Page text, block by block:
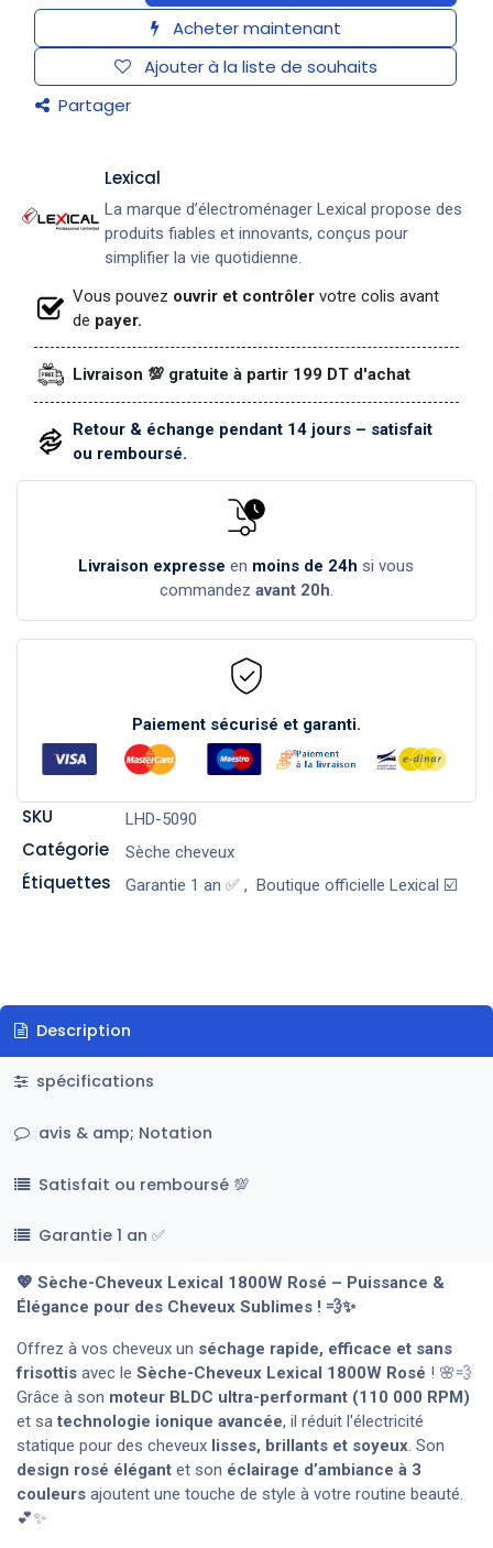
Acheter maintenant
Ajouter à la liste de souhaits
Partager
Lexical
La marque d’électroménager Lexical propose des
produits fiables et innovants, conçus pour
simplifier la vie quotidienne.
Vous pouvez ouvrir et contrôler votre colis avant
de payer.
Livraison 💯 gratuite à partir 199 DT d'achat
Retour & échange pendant 14 jours – satisfait
ou remboursé.
Livraison expresse en moins de 24h si vous
commandez avant 20h.
Paiement sécurisé et garanti.
SKU LHD-5090
Catégorie Sèche cheveux
Étiquettes Garantie 1 an ✅, Boutique officielle Lexical ☑️
Description
spécifications
avis & amp; Notation
Satisfait ou remboursé 💯
Garantie 1 an ✅
💖 Sèche-Cheveux Lexical 1800W Rosé – Puissance &
Élégance pour des Cheveux Sublimes ! 💨✨
Offrez à vos cheveux un séchage rapide, efficace et sans
frisottis avec le Sèche-Cheveux Lexical 1800W Rosé ! 🌸💨
Grâce à son moteur BLDC ultra-performant (110 000 RPM)
et satechnologie ionique avancée, il réduit l'électricité
statique pour des cheveux lisses, brillants et soyeux. Son
design rosé élégant et son éclairage d’ambiance à 3
couleurs ajoutent une touche de style à votre routine beauté.
💕✨